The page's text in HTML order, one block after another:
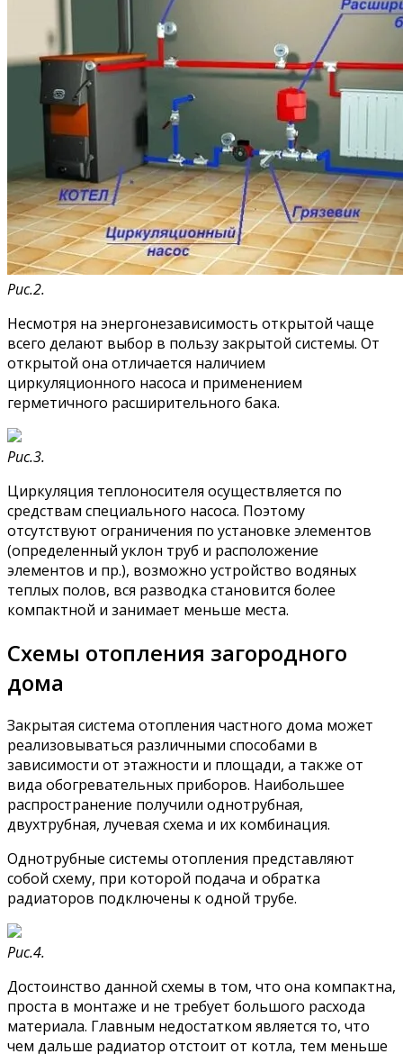
Рис.2.
Несмотря на энергонезависимость открытой чаще
всего делают выбор в пользу закрытой системы. От
открытой она отличается наличием
циркуляционного насоса и применением
герметичного расширительного бака.
Рис.3.
Циркуляция теплоносителя осуществляется по
средствам специального насоса. Поэтому
отсутствуют ограничения по установке элементов
(определенный уклон труб и расположение
элементов и пр.), возможно устройство водяных
теплых полов, вся разводка становится более
компактной и занимает меньше места.
Схемы отопления загородного
дома
Закрытая система отопления частного дома может
реализовываться различными способами в
зависимости от этажности и площади, а также от
вида обогревательных приборов. Наибольшее
распространение получили однотрубная,
двухтрубная, лучевая схема и их комбинация.
Однотрубные системы отопления представляют
собой схему, при которой подача и обратка
радиаторов подключены к одной трубе.
Рис.4.
Достоинство данной схемы в том, что она компактна,
проста в монтаже и не требует большого расхода
материала. Главным недостатком является то, что
чем дальше радиатор отстоит от котла, тем меньше